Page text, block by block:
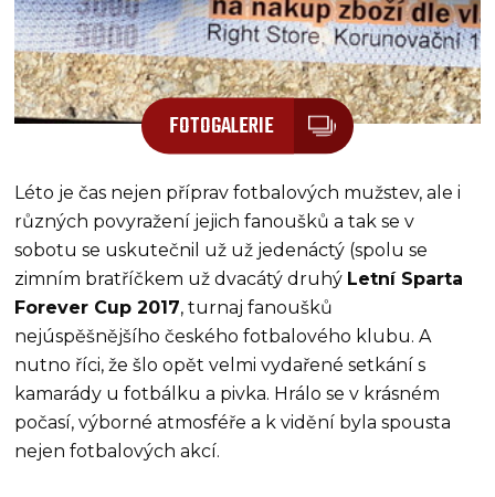
FOTOGALERIE
Léto je čas nejen příprav fotbalových mužstev, ale i
různých povyražení jejich fanoušků a tak se v
sobotu se uskutečnil už už jedenáctý (spolu se
zimním bratříčkem už dvacátý druhý Letní Sparta
Forever Cup 2017, turnaj fanoušků
nejúspěšnějšího českého fotbalového klubu. A
nutno říci, že šlo opět velmi vydařené setkání s
kamarády u fotbálku a pivka. Hrálo se v krásném
počasí, výborné atmosféře a k vidění byla spousta
nejen fotbalových akcí.